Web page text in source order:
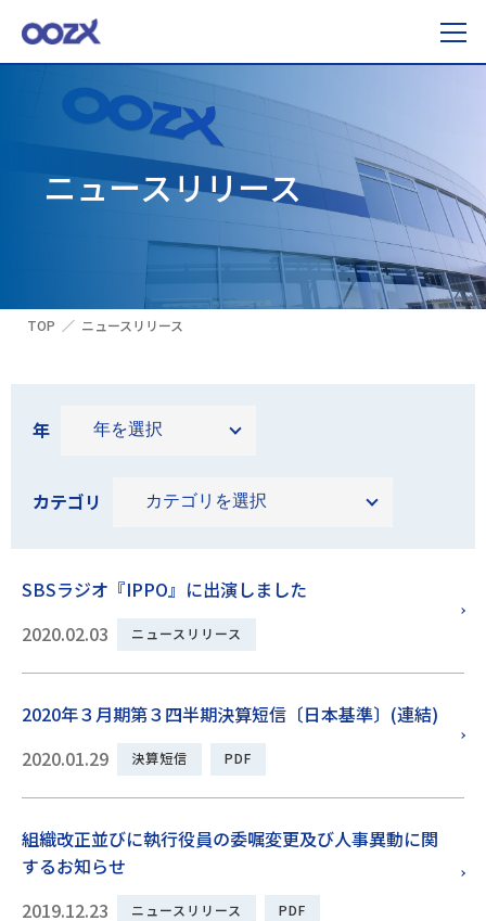
ニュースリリース
TOP ニュースリリース
年
カテゴリ
SBSラジオ『IPPO』に出演しました
2020.02.03
ニュースリリース
2020年３月期第３四半期決算短信〔日本基準〕(連結)
2020.01.29
決算短信 PDF
組織改正並びに執行役員の委嘱変更及び人事異動に関
するお知らせ
2019.12.23
ニュースリリース PDF